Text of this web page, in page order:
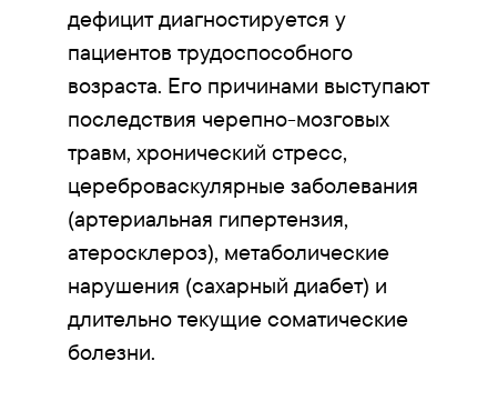
дефицит диагностируется у
пациентов трудоспособного
возраста. Его причинами выступают
последствия черепно-мозговых
травм, хронический стресс,
цереброваскулярные заболевания
(артериальная гипертензия,
атеросклероз), метаболические
нарушения (сахарный диабет) и
длительно текущие соматические
болезни.